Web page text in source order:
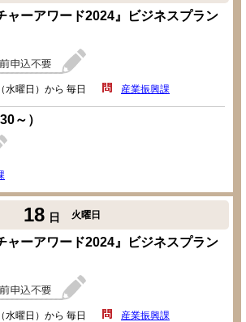
ャーアワード2024』ビジネスプラン
水曜日）から 毎日 産業振興課
～）
18 日 火曜日
ャーアワード2024』ビジネスプラン
水曜日）から 毎日 産業振興課